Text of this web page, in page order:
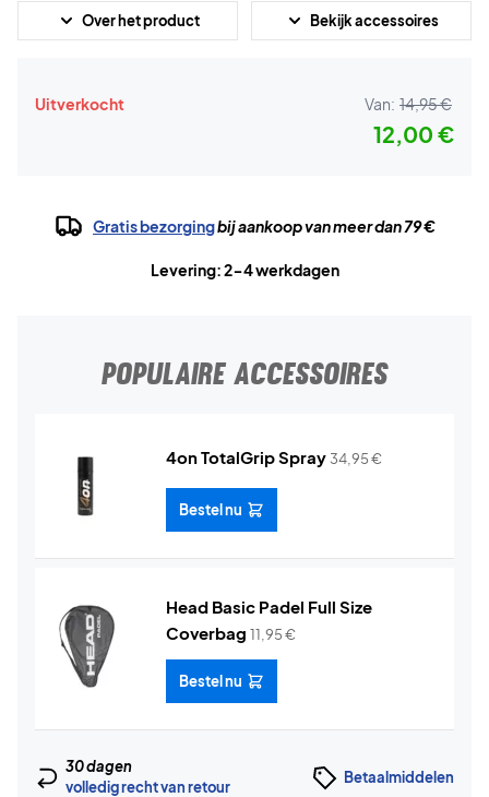
Over het product Bekijk accessoires
Uitverkocht Van: 14,95 €
12,00 €
Gratis bezorgingbij aankoop van meer dan 79 €
Levering: 2-4 werkdagen
POPULAIRE ACCESSOIRES
4on TotalGrip Spray 34,95€
Bestel nu
Head Basic Padel Full Size
Coverbag 11,95€
Bestel nu
30 dagen
volledig recht van retour
Betaalmiddelen